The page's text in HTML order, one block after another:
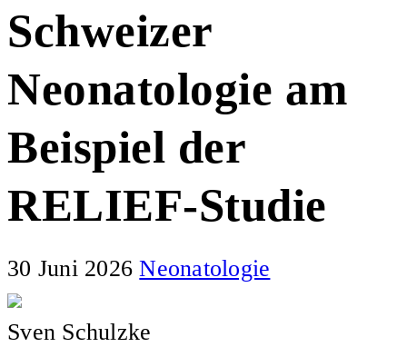
Schweizer
Neonatologie am
Beispiel der
RELIEF-Studie
30 Juni 2026 Neonatologie
Sven Schulzke